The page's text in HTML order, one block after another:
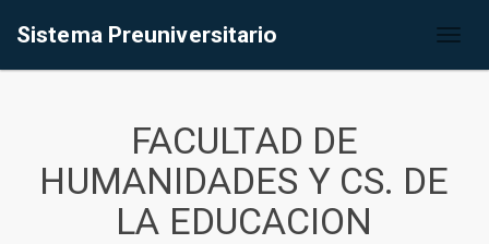
Sistema Preuniversitario
FACULTAD DE
HUMANIDADES Y CS. DE
LA EDUCACION